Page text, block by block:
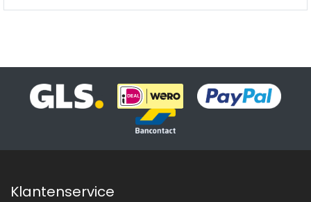
Klantenservice